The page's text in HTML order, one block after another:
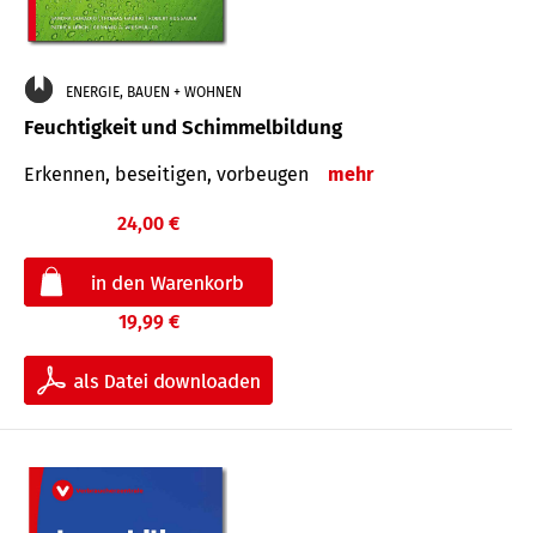
ENERGIE, BAUEN + WOHNEN
Feuchtigkeit und Schimmelbildung
Erkennen, beseitigen, vorbeugen mehr
24,00 €
19,99 €